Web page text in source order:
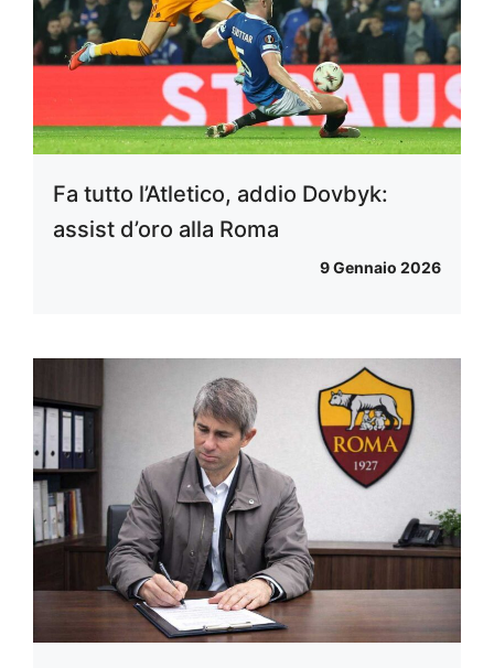
Fa tutto l’Atletico, addio Dovbyk:
assist d’oro alla Roma
9 Gennaio 2026